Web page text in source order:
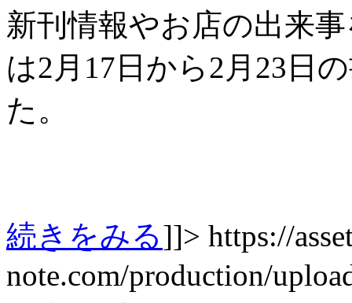
新刊情報やお店の出来
は2月17日から2月23日
た。
続きをみる]]> https://
note.com/production/